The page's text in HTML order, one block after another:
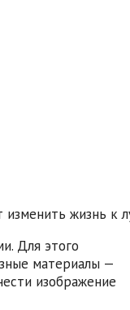
изменить жизнь к
Для этого
материалы —
изображение